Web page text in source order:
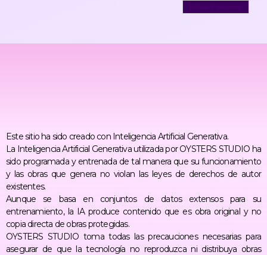
Este sitio ha sido creado con Inteligencia Artificial Generativa.
La Inteligencia Artificial Generativa utilizada por OYSTERS STUDIO ha
sido programada y entrenada de tal manera que su funcionamiento
y las obras que genera no violan las leyes de derechos de autor
existentes.
Aunque se basa en conjuntos de datos extensos para su
entrenamiento, la IA produce contenido que es obra original y no
copia directa de obras protegidas.
OYSTERS STUDIO toma todas las precauciones necesarias para
asegurar de que la tecnología no reproduzca ni distribuya obras